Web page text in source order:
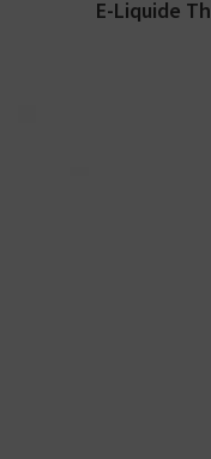
E-Liquide
Arômes :